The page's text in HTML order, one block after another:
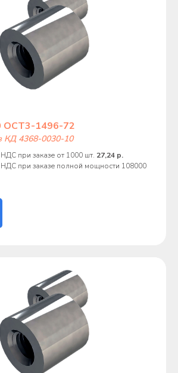
ОСТ3-1496-72
КД 4368-0030-10
при заказе от 1000 шт. 27,24 р.
при заказе полной мощности 108000